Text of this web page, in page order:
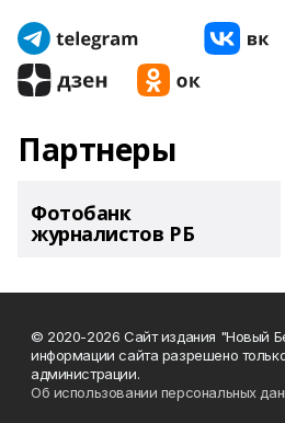
Партнеры
Фотобанк
журналистов РБ
© 2020-2026 Сайт издания "Новый
информации сайта разрешено
администрации.
Об использовании персональных